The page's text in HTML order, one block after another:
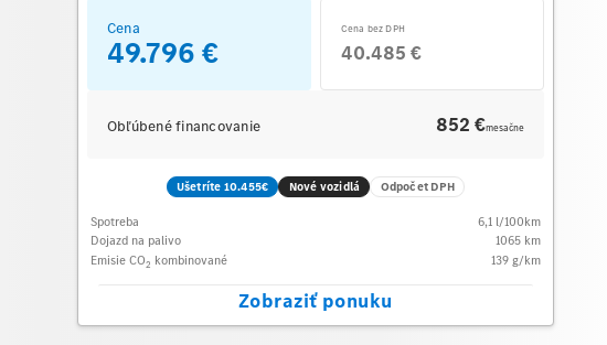
Cena
49.796 €
Cena bez DPH
40.485 €
Obľúbené financovanie 852 €mesačne
Ušetríte 10.455€ Nové vozidlá Odpočet DPH
Spotreba 6,1 l/100km
Dojazd na palivo
1065 km
Emisie CO2 kombinované 139 g/km
Zobraziť ponuku